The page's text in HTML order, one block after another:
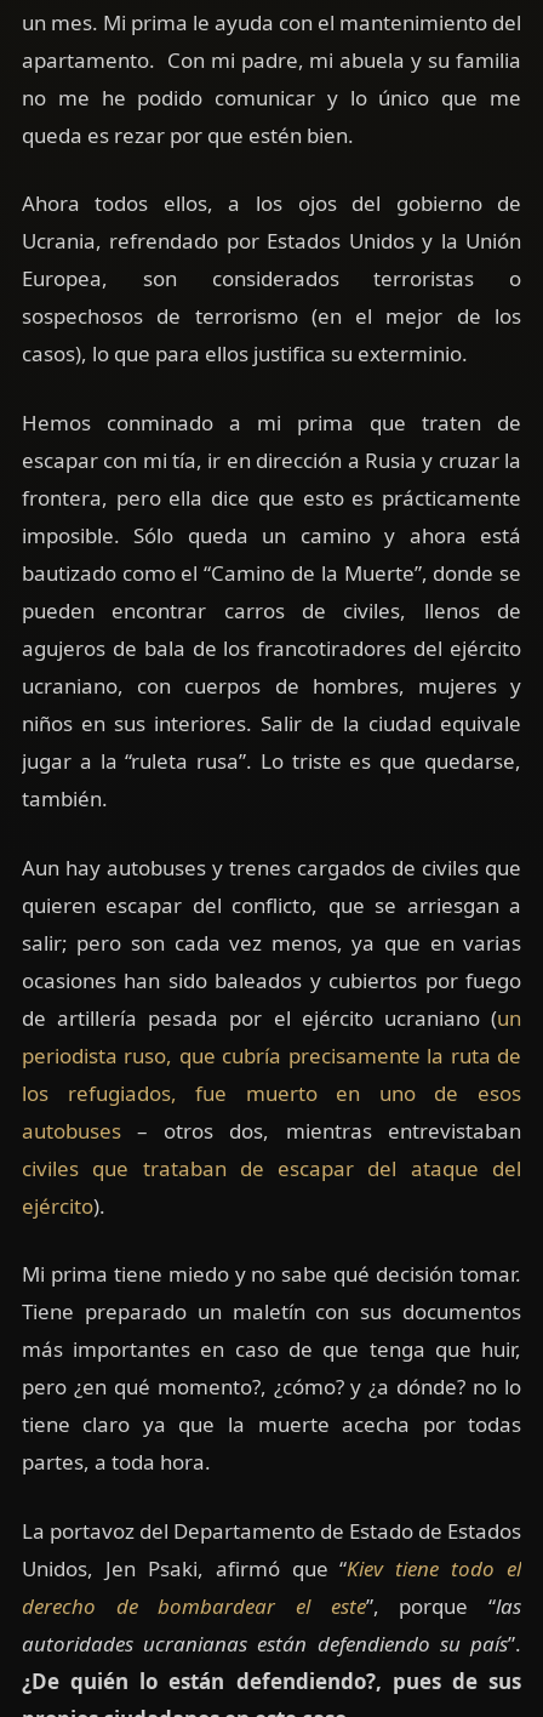
un mes. Mi prima le ayuda con el mantenimiento del
apartamento. Con mi padre, mi abuela y su familia
no me he podido comunicar y lo único que me
queda es rezar por que estén bien.
Ahora todos ellos, a los ojos del gobierno de
Ucrania, refrendado por Estados Unidos y la Unión
Europea, son considerados terroristas o
sospechosos de terrorismo (en el mejor de los
casos), lo que para ellos justifica su exterminio.
Hemos conminado a mi prima que traten de
escapar con mi tía, ir en dirección a Rusia y cruzar la
frontera, pero ella dice que esto es prácticamente
imposible. Sólo queda un camino y ahora está
bautizado como el “Camino de la Muerte”, donde se
pueden encontrar carros de civiles, llenos de
agujeros de bala de los francotiradores del ejército
ucraniano, con cuerpos de hombres, mujeres y
niños en sus interiores. Salir de la ciudad equivale
jugar a la “ruleta rusa”. Lo triste es que quedarse,
también.
Aun hay autobuses y trenes cargados de civiles que
quieren escapar del conflicto, que se arriesgan a
salir; pero son cada vez menos, ya que en varias
ocasiones han sido baleados y cubiertos por fuego
de artillería pesada por el ejército ucraniano (un
periodista ruso, que cubría precisamente la ruta de
los refugiados, fue muerto en uno de esos
autobuses– otros dos, mientras entrevistaban
civiles que trataban de escapar del ataque del
ejército).
Mi prima tiene miedo y no sabe qué decisión tomar.
Tiene preparado un maletín con sus documentos
más importantes en caso de que tenga que huir,
pero ¿en qué momento?, ¿cómo? y ¿a dónde? no lo
tiene claro ya que la muerte acecha por todas
partes, a toda hora.
La portavoz del Departamento de Estado de Estados
Unidos, Jen Psaki, afirmó que “Kiev tiene todo el
derecho de bombardear el este”, porque “las
autoridades ucranianas están defendiendo su país”.
¿De quién lo están defendiendo?, pues de sus